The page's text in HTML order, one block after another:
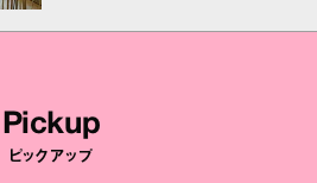
Pickup
ピックアップ